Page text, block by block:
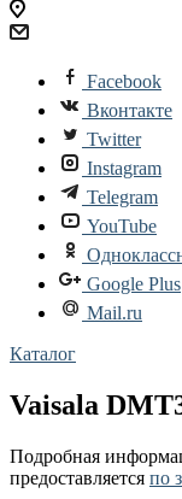
Facebook
Вконтакте
Twitter
Instagram
Telegram
YouTube
Google Plus
Mail.ru
Каталог
Vaisala
Подробная
предоставляется по